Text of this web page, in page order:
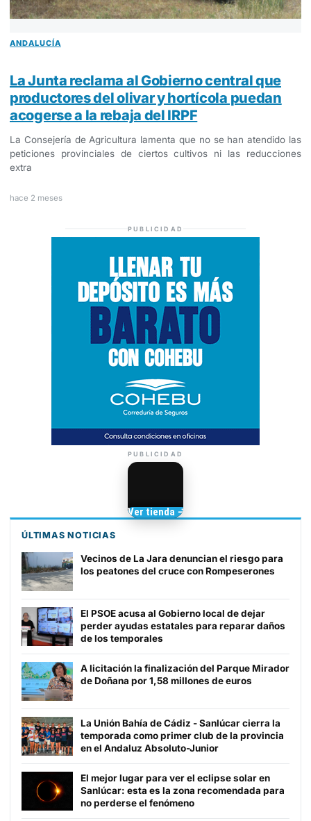
ANDALUCÍA
La Junta reclama al Gobierno central que
productores del olivar y hortícola puedan
acogerse a la rebaja del IRPF
La Consejería de Agricultura lamenta que no se han atendido las
peticiones provinciales de ciertos cultivos ni las reducciones
extra
hace 2 meses
PUBLICIDAD
PUBLICIDAD
TIENDA DE
Camisetas de Sanlúcar
Ver tienda →
ÚLTIMAS NOTICIAS
Vecinos de La Jara denuncian el riesgo para
los peatones del cruce con Rompeserones
El PSOE acusa al Gobierno local de dejar
perder ayudas estatales para reparar daños
de los temporales
A licitación la finalización del Parque Mirador
de Doñana por 1,58 millones de euros
La Unión Bahía de Cádiz - Sanlúcar cierra la
temporada como primer club de la provincia
en el Andaluz Absoluto-Junior
El mejor lugar para ver el eclipse solar en
Sanlúcar: esta es la zona recomendada para
no perderse el fenómeno